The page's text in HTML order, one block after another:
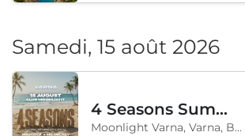
Samedi, 15 août 2026
4 Seasons Summer Edition
Moonlight Varna, Varna, BG